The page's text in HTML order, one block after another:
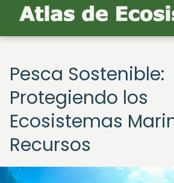
Pesca Sostenible:
Protegiendo los
Ecosistemas
Recursos